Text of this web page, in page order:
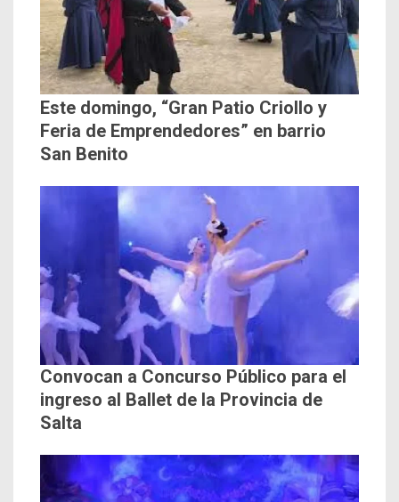
Este domingo, “Gran Patio Criollo y
Feria de Emprendedores” en barrio
San Benito
Convocan a Concurso Público para el
ingreso al Ballet de la Provincia de
Salta